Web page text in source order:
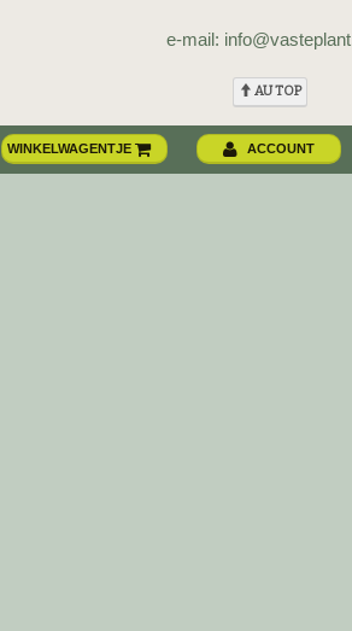
e-mail:
AU TOP
WINKELWAGENTJE ACCOUNT